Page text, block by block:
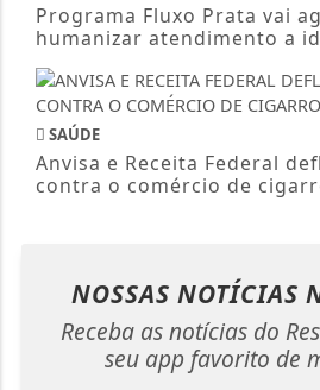
Programa Fluxo Prata vai
humanizar atendimento a
SAÚDE
Anvisa e Receita Federal
contra o comércio de
NOSSAS NOTÍCIAS
Receba as notícias do
seu app favorito de